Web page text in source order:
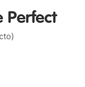
Perfect